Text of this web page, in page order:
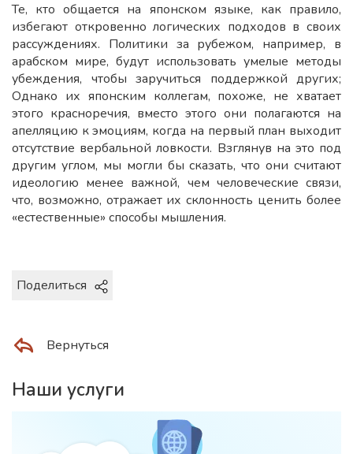
Те, кто общается на японском языке, как правило,
избегают откровенно логических подходов в своих
рассуждениях. Политики за рубежом, например, в
арабском мире, будут использовать умелые методы
убеждения, чтобы заручиться поддержкой других;
Однако их японским коллегам, похоже, не хватает
этого красноречия, вместо этого они полагаются на
апелляцию к эмоциям, когда на первый план выходит
отсутствие вербальной ловкости. Взглянув на это под
другим углом, мы могли бы сказать, что они считают
идеологию менее важной, чем человеческие связи,
что, возможно, отражает их склонность ценить более
«естественные» способы мышления.
Поделиться
Вернуться
Наши услуги